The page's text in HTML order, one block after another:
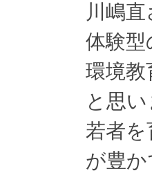
川嶋
体験型
環境
と思
若者を
が豊